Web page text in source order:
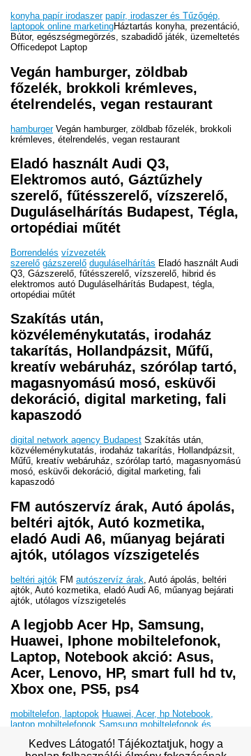
konyha papír irodaszer papír, irodaszer és Tűzőgép,
laptopok online marketingHáztartás konyha, prezentáció,
Bútor, egészségmegörzés, szabadidő játék, üzemeltetés
Officedepot Laptop
Vegán hamburger, zöldbab
főzelék, brokkoli krémleves,
ételrendelés, vegan restaurant
hamburgerVegán hamburger, zöldbab főzelék, brokkoli
krémleves, ételrendelés, vegan restaurant
Eladó használt Audi Q3,
Elektromos autó, Gáztűzhely
szerelő, fűtésszerelő, vízszerelő,
Duguláselhárítás Budapest, Tégla,
ortopédiai műtét
Borrendelés vízvezeték
szerelő gázszerelő duguláselhárítás Eladó használt Audi
Q3, Gázszerelő, fűtésszerelő, vízszerelő, hibrid és
elektromos autó Duguláselhárítás Budapest, tégla,
ortopédiai műtét
Szakítás után,
közvéleménykutatás, irodaház
takarítás, Hollandpázsit, Műfű,
kreatív webáruház, szórólap tartó,
magasnyomású mosó, esküvői
dekoráció, digital marketing, fali
kapaszodó
digital network agency Budapest Szakítás után,
közvéleménykutatás, irodaház takarítás, Hollandpázsit,
Műfű, kreatív webáruház, szórólap tartó, magasnyomású
mosó, esküvői dekoráció, digital marketing, fali
kapaszodó
FM autószervíz árak, Autó ápolás,
beltéri ajtók, Autó kozmetika,
eladó Audi A6, műanyag bejárati
ajtók, utólagos vízszigetelés
beltéri ajtók FM autószervíz árak , Autó ápolás, beltéri
ajtók, Autó kozmetika, eladó Audi A6, műanyag bejárati
ajtók, utólagos vízszigetelés
A legjobb Acer Hp, Samsung,
Huawei, Iphone mobiltelefonok,
Laptop, Notebook akció: Asus,
Acer, Lenovo, HP, smart full hd tv,
Xbox one, PS5, ps4
mobiltelefon, laptopok Huawei, Acer, hp Notebook,
laptop,mobiltelefonok Samsung mobiltelefonok és
mobiltelefon iphone okostelefon, laptopok, ps4,
Kedves Látogató! Tájékoztatjuk, hogy a